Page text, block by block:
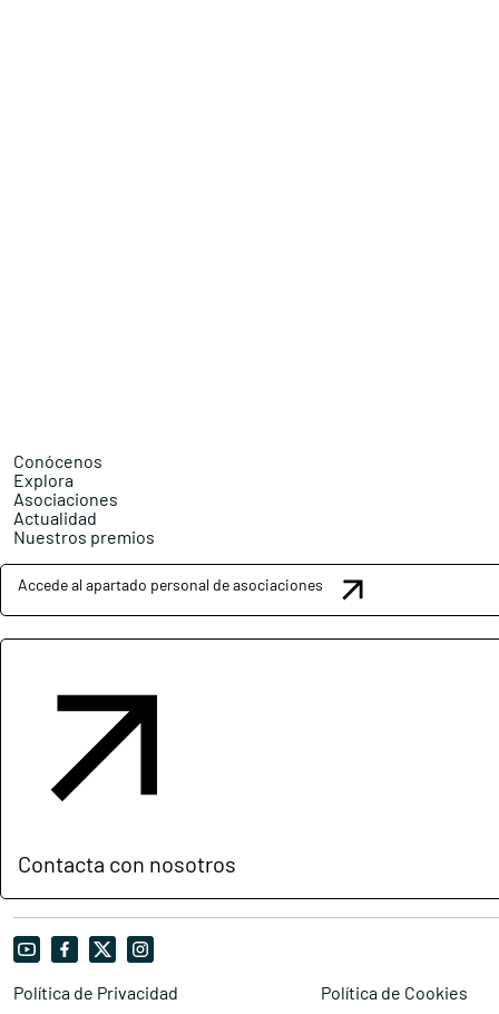
Conócenos
Explora
Asociaciones
Actualidad
Nuestros premios
Accede al apartado personal de asociaciones
Contacta con nosotros
Política de Privacidad Política de Cookies